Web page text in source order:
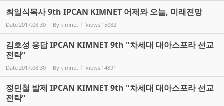
최일식목사 9th IPCAN KIMNET 어제와 오늘, 미래전망
Date2017.08.30 By kimnet Views 15082
김호성 응답 IPCAN KIMNET 9th "차세대 대아스포라 선교
전략"
Date2017.08.30 By kimnet Views 14891
정민철 발제 IPCAN KIMNET 9th "차세대 대아스포라 선교
전략"